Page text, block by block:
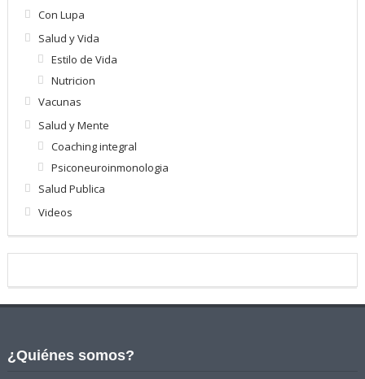
Con Lupa
Salud y Vida
Estilo de Vida
Nutricion
Vacunas
Salud y Mente
Coaching integral
Psiconeuroinmonologia
Salud Publica
Videos
¿Quiénes somos?